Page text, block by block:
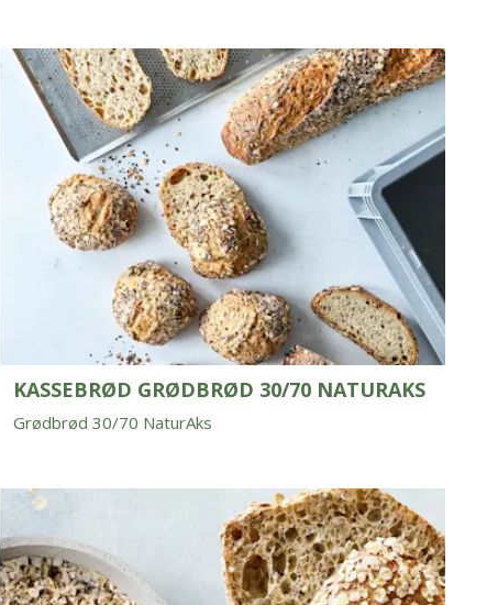
KASSEBRØD GRØDBRØD 30/70 NATURAKS
Grødbrød 30/70 NaturAks